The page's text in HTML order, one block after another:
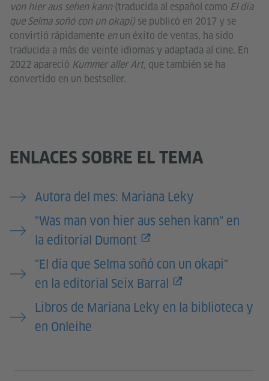
von hier aus sehen kann(traducida al español como El día
que Selma soñó con un okapi) se publicó en 2017 y se
convirtió rápidamente enun éxito de ventas, ha sido
traducida a más de veinte idiomas y adaptada al cine. En
2022 apareció Kummer aller Art, que también se ha
convertido en un bestseller.
ENLACES SOBRE EL TEMA
Autora del mes: Mariana Leky
"Was man von hier aus sehen kann" en
la editorial Dumont
"El día que Selma soñó con un okapi"
en la editorial Seix Barral
Libros de Mariana Leky en la biblioteca y
en Onleihe